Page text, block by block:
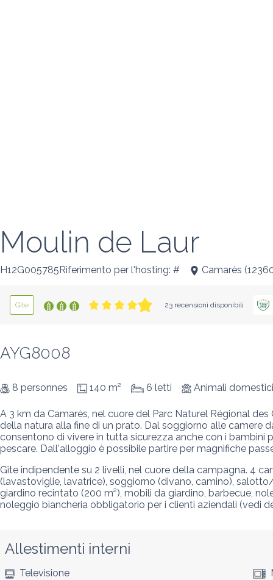
Moulin de Laur
H12G005785Riferimento per l'hosting: # Camarès (
Gîte 23 recensioni disponibili
AYG8008
8 personnes 140 m² 6 letti Animali
A 3 km da Camarès, nel cuore del Parc Naturel Régional
della natura alla fine di un prato. Dal soggiorno alle
consentono di vivere in tutta sicurezza anche con i
pescare. Dall'alloggio è possibile partire per magnifiche
Gîte indipendente su 2 livelli, nel cuore della campagna. 4
(lavastoviglie, lavatrice), soggiorno (divano, camino),
giardino recintato (200 m²), mobili da giardino, barbecue,
noleggio biancheria obbligatorio per i clienti aziendali
Allestimenti interni
Televisione